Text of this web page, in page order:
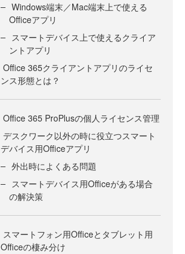
Windows端末／Mac端末上で使える
Officeアプリ
スマートデバイス上で使えるクライア
ントアプリ
Office 365クライアントアプリのライセ
ンス形態とは？
Office 365 ProPlusの個人ライセンス管理
デスクワーク以外の時に役立つスマート
デバイス用Officeアプリ
外出時によくある問題
スマートデバイス用Officeがある場合
の解決策
スマートフォン用Officeとタブレット用
Officeの棲み分け